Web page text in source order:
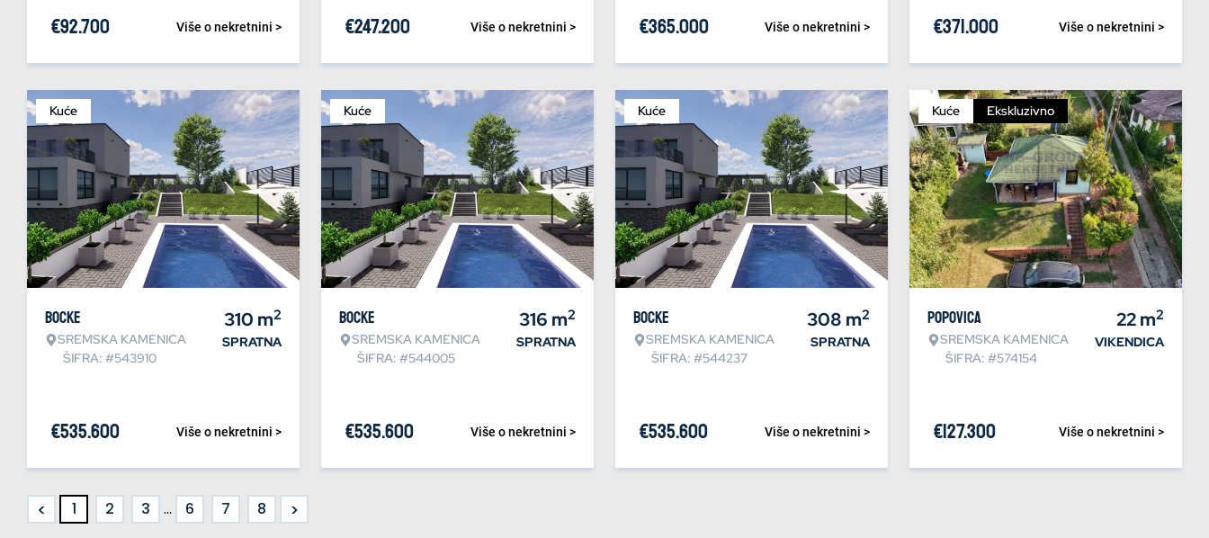
Više o nekretnini >
€92.700 Više o nekretnini >
€247.200 Više o nekretnini >
€365.000 Više o nekretnini >
€371.000
Kuće
Bocke
SREMSKA KAMENICA
ŠIFRA: #543910
310 m2
SPRATNA
Više o nekretnini >
€535.600
Kuće
Bocke
SREMSKA KAMENICA
ŠIFRA: #544005
316 m2
SPRATNA
Više o nekretnini >
€535.600
Kuće
Bocke
SREMSKA KAMENICA
ŠIFRA: #544237
308 m2
SPRATNA
Više o nekretnini >
€535.600
Kuće Ekskluzivno
Popovica
SREMSKA KAMENICA
ŠIFRA: #574154
22m2
VIKENDICA
Više o nekretnini >
€127.300
< 1 2 3 ... 6 7 8 >